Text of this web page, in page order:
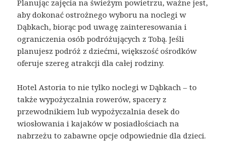
Planując zajęcia na świeżym powietrzu, ważne jest,
aby dokonać ostrożnego wyboru na noclegi w
Dąbkach, biorąc pod uwagę zainteresowania i
ograniczenia osób podróżujących z Tobą. Jeśli
planujesz podróż z dziećmi, większość ośrodków
oferuje szereg atrakcji dla całej rodziny.
Hotel Astoria to nie tylko noclegi w Dąbkach – to
także wypożyczalnia rowerów, spacery z
przewodnikiem lub wypożyczalnia desek do
wiosłowania i kajaków w posiadłościach na
nabrzeżu to zabawne opcje odpowiednie dla dzieci.